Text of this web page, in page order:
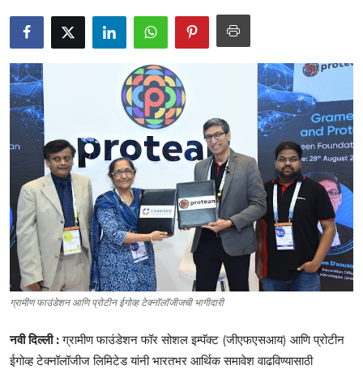
जीवनशैली
व्यवसाय
मनोरंजन
प्रेस रिलीज
ग्रामीण फाउंडेशन आणि प्रोटीन ईगोव्ह टेक्नॉलॉजीजची भागीदारी
नवी दिल्ली :ग्रामीण फाउंडेशन फॉर सोशल इम्पॅक्ट (जीएफएसआय) आणि प्रोटीन
ईगोव्ह टेक्नॉलॉजीज लिमिटेड यांनी भारतभर आर्थिक समावेश वाढविण्यासाठी